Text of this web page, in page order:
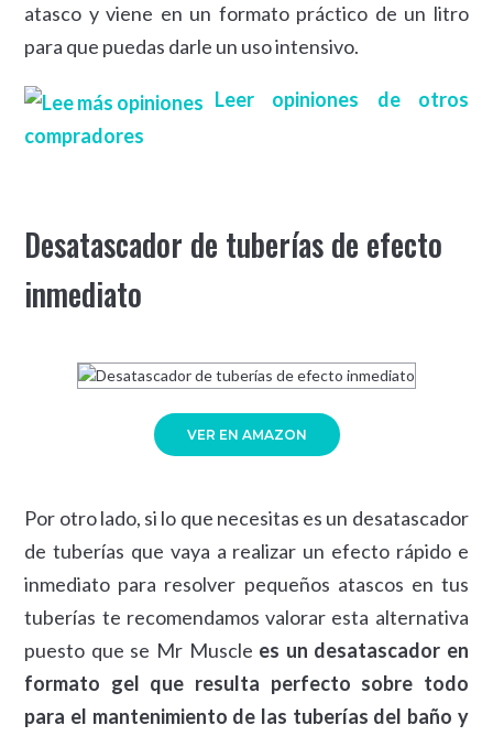
atasco y viene en un formato práctico de un litro
para que puedas darle un uso intensivo.
Leer opiniones de otros
compradores
Desatascador de tuberías de efecto
inmediato
VER EN AMAZON
Por otro lado, si lo que necesitas es un desatascador
de tuberías que vaya a realizar un efecto rápido e
inmediato para resolver pequeños atascos en tus
tuberías te recomendamos valorar esta alternativa
puesto que se Mr Muscle es un desatascador en
formato gel que resulta perfecto sobre todo
para el mantenimiento de las tuberías del baño y